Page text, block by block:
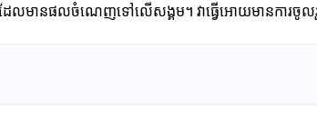
ែលមានផលចំណេញទៅលើសង្គម។ វាធ្វើអោយមានការចូលរួ